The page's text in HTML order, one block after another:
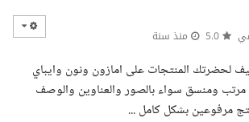
منذ سنة
لحضرتك المنتجات على امازون ونون وايباي
ومنسق سواء بالصور والعناوين والوصف